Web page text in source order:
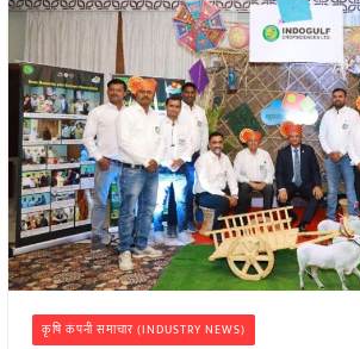
कृषि कंपनी समाचार (INDUSTRY NEWS)